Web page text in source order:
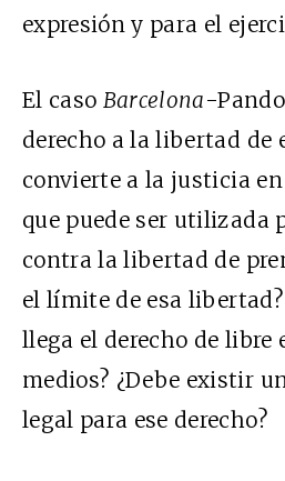
expresión y para el
El caso Barcelona-
derecho a la libertad de
convierte a la justicia
que puede ser utilizada
contra la libertad de
el límite de esa
llega el derecho de libre
medios? ¿Debe existir
legal para ese derecho?